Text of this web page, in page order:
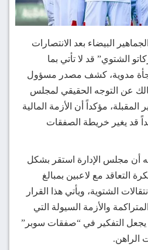
البيضاء بعد الانتصارات
الشتوي” قد لا تأتي بما
مدوية، كشف مصدر مسؤول
عن التوجه الحقيقي لمجلس
المقبلة، مؤكداً أن الأزمة المالية
قد يغير خريطة الصفقات
أن مجلس الإدارة استقر بشكل
التعاقد مع لاعبين بمبالغ
الشتوية، ويأتي هذا القرار
والأزمة السيولة التي
يجعل التفكير في “صفقات سوبر”
الراهن.